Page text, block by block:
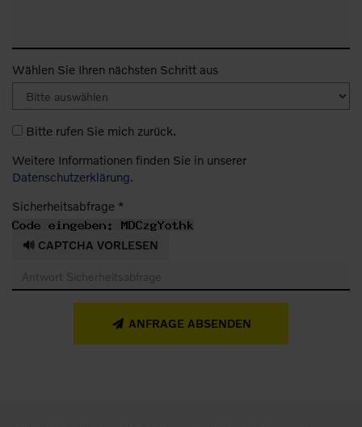
Wählen Sie Ihren nächsten Schritt aus
Bitte rufen Sie mich zurück.
Weitere Informationen finden Sie in unserer
Datenschutzerklärung.
Sicherheitsabfrage *
🔊 CAPTCHA VORLESEN
ANFRAGE ABSENDEN